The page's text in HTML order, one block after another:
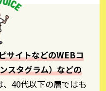
サイトなどのWEBコ
スタグラム）などの
、40代以下の層ではも